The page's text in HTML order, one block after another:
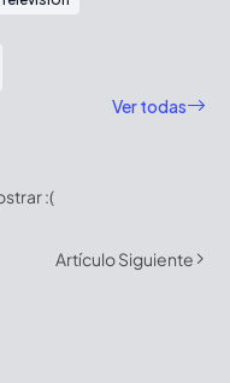
Ver todas
:(
Artículo Siguiente